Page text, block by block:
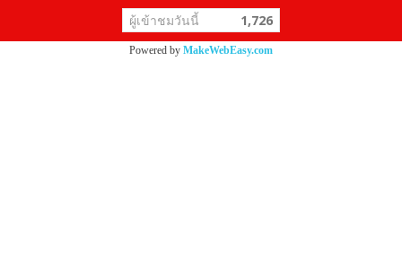
ผู้เข้าชมวันนี้ 1,726
Powered by MakeWebEasy.com